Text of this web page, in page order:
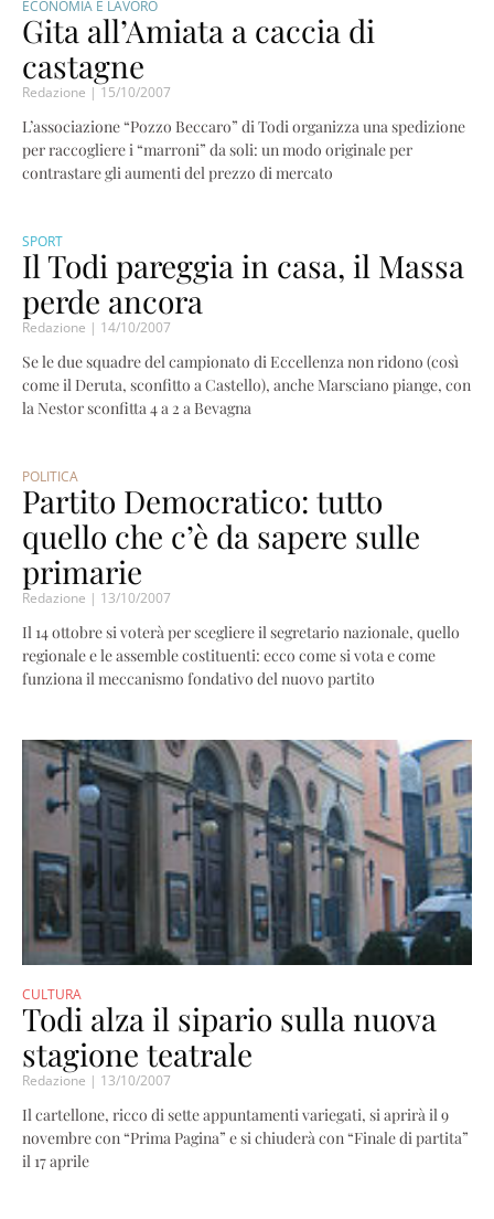
ECONOMIA E LAVORO
Gita all’Amiata a caccia di
castagne
Redazione 15/10/2007
L’associazione “Pozzo Beccaro” di Todi organizza una spedizione
per raccogliere i “marroni” da soli: un modo originale per
contrastare gli aumenti del prezzo di mercato
SPORT
Il Todi pareggia in casa, il Massa
perde ancora
Redazione 14/10/2007
Se le due squadre del campionato di Eccellenza non ridono (così
come il Deruta, sconfitto a Castello), anche Marsciano piange, con
la Nestor sconfitta 4 a 2 a Bevagna
POLITICA
Partito Democratico: tutto
quello che c’è da sapere sulle
primarie
Redazione 13/10/2007
Il 14 ottobre si voterà per scegliere il segretario nazionale, quello
regionale e le assemble costituenti: ecco come si vota e come
funziona il meccanismo fondativo del nuovo partito
CULTURA
Todi alza il sipario sulla nuova
stagione teatrale
Redazione 13/10/2007
Il cartellone, ricco di sette appuntamenti variegati, si aprirà il 9
novembre con “Prima Pagina” e si chiuderà con “Finale di partita”
il 17 aprile